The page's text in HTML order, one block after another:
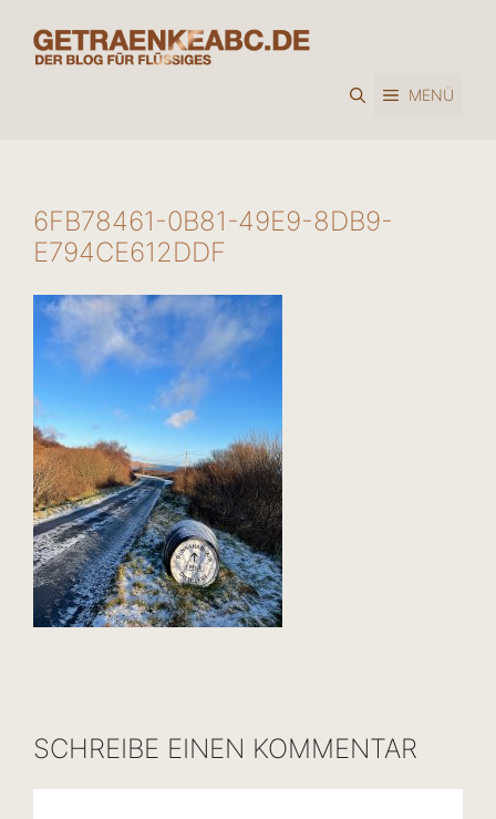
Inhalt
springen
MENÜ
6FB78461-0B81-49E9-8DB9-
E794CE612DDF
SCHREIBE EINEN KOMMENTAR